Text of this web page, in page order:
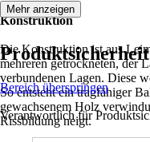
Konstruktion
Die Konstruktion ist aus
mehreren getrockneten, der
verbundenen Lagen. Diese
So entsteht ein tragfähiger
gewachsenem Holz
Rissbildung neigt.
Mehr anzeigen
Produktsicherheit
Bereich überspringen
Verantwortlich für